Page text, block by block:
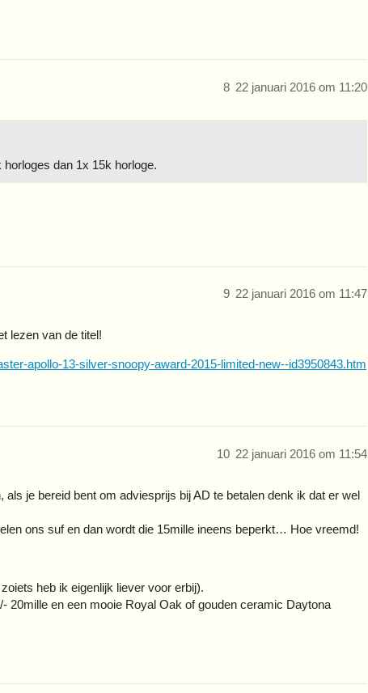
22 januari 2016 om 11:20
8
dan 1x 15k horloge.
22 januari 2016 om 11:47
9
lezen van de titel!
apollo-13-silver-snoopy-award-2015-limited-new--id3950843.htm
22 januari 2016 om 11:54
10
als je bereid bent om adviesprijs bij AD te betalen denk ik dat er wel
ons suf en dan wordt die 15mille ineens beperkt… Hoe vreemd!
heb ik eigenlijk liever voor erbij).
20mille en een mooie Royal Oak of gouden ceramic Daytona